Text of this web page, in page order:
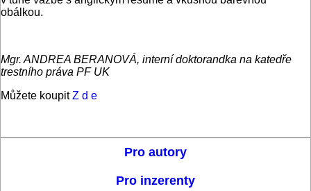
obálkou.
Mgr. ANDREA BERANOVÁ, interní doktorandka na katedře
trestního práva PF UK
Můžete koupitZ d e
Pro autory
Pro inzerenty